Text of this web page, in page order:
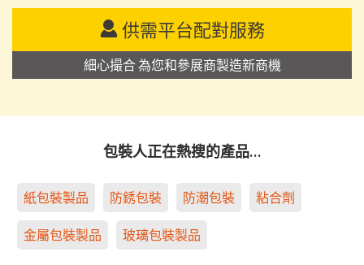
供需平台配對服務
細心撮合 為您和參展商製造新商機
包裝人正在熱搜的產品…
紙包裝製品 防銹包裝 防潮包裝 粘合劑
金屬包裝製品 玻璃包裝製品